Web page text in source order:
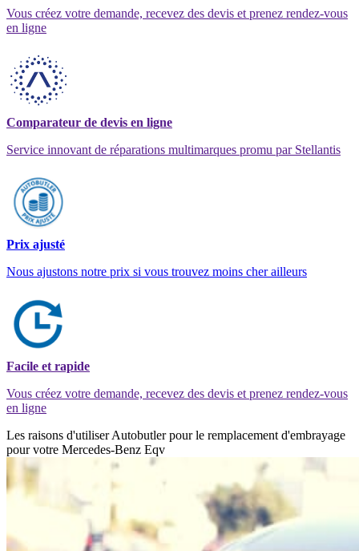
Vous créez votre demande, recevez des devis et prenez rendez-vous
en ligne
Comparateur de devis en ligne
Service innovant de réparations multimarques promu par Stellantis
Prix ajusté
Nous ajustons notre prix si vous trouvez moins cher ailleurs
Facile et rapide
Vous créez votre demande, recevez des devis et prenez rendez-vous
en ligne
Les raisons d'utiliser Autobutler pour le remplacement d'embrayage
pour votre Mercedes-Benz Eqv